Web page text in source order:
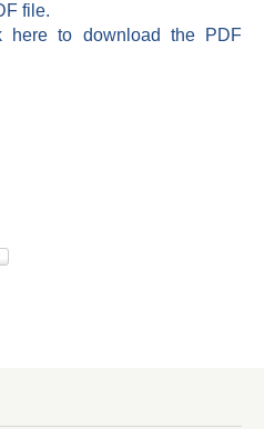
file.
here to download the PDF